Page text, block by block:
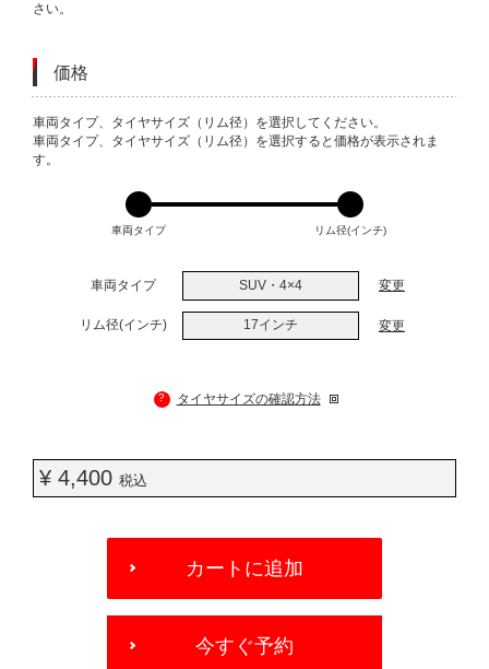
さい。
価格
VARIATIONS
車両タイプ、タイヤサイズ（リム径）を選択してください。
車両タイプ、タイヤサイズ（リム径）を選択すると価格が表示されま
す。
車両タイプ リム径(インチ)
車両タイプ SUV・4×4 変更
リム径(インチ) 17インチ 変更
? タイヤサイズの確認方法
¥ 4,400 税込
OPTIONS
カートに追加
今すぐ予約